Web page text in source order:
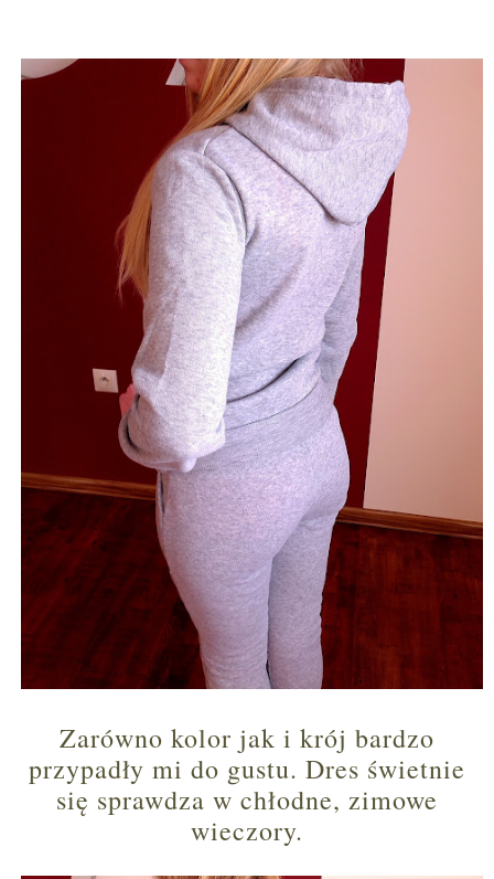
Zarówno kolor jak i krój bardzo
przypadły mi do gustu. Dres świetnie
się sprawdza w chłodne, zimowe
wieczory.